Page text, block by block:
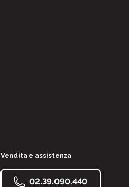
Vendita e assistenza
02.39.090.440